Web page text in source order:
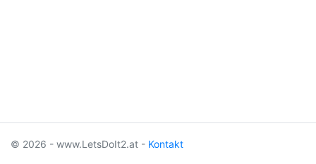
© 2026 - www.LetsDoIt2.at - Kontakt